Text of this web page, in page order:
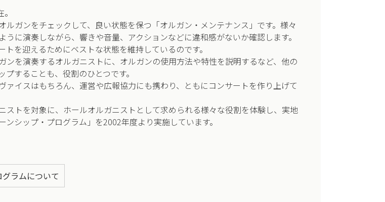
ガンをチェックして、良い状態を保つ「オルガン・メンテナンス」です。様々
に演奏しながら、響きや音量、アクションなどに違和感がないか確認します。
を迎えるためにベストな状態を維持しているのです。
ンを演奏するオルガニストに、オルガンの使用方法や特性を説明するなど、他の
することも、役割のひとつです。
イスはもちろん、運営や広報協力にも携わり、ともにコンサートを作り上げて
ストを対象に、ホールオルガニストとして求められる様々な役割を体験し、実地
シップ・プログラム」を2002年度より実施しています。
ラムについて